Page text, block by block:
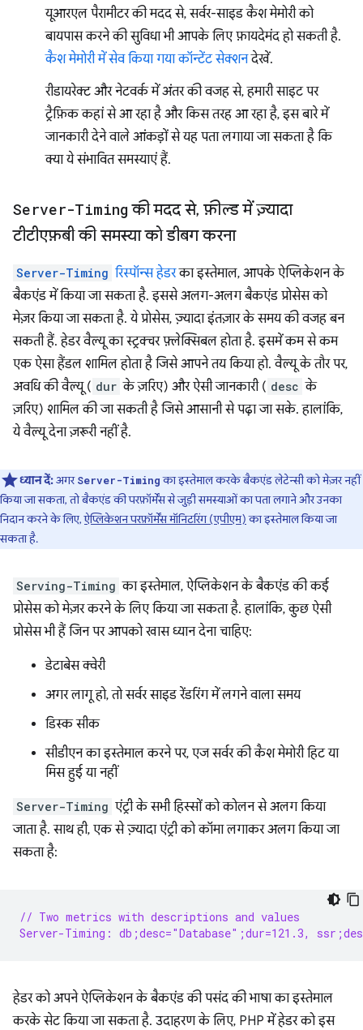
यूआरएल पैरामीटर की मदद से, सर्वर-साइड कैश मेमोरी को
बायपास करने की सुविधा भी आपके लिए फ़ायदेमंद हो सकती है.
कैश मेमोरी में सेव किया गया कॉन्टेंट सेक्शनदेखें.
रीडायरेक्ट और नेटवर्क में अंतर की वजह से, हमारी साइट पर
ट्रैफ़िक कहां से आ रहा है और किस तरह आ रहा है, इस बारे में
जानकारी देने वाले आंकड़ों से यह पता लगाया जा सकता है कि
क्या ये संभावित समस्याएं हैं.
Server-Timing की मदद से, फ़ील्ड में ज़्यादा
टीटीएफ़बी की समस्या को डीबग करना
Server-Timing रिस्पॉन्स हेडरका इस्तेमाल, आपके ऐप्लिकेशन के
बैकएंड में किया जा सकता है. इससे अलग-अलग बैकएंड प्रोसेस को
मेज़र किया जा सकता है. ये प्रोसेस, ज़्यादा इंतज़ार के समय की वजह बन
सकती हैं. हेडर वैल्यू का स्ट्रक्चर फ़्लेक्सिबल होता है. इसमें कम से कम
एक ऐसा हैंडल शामिल होता है जिसे आपने तय किया हो. वैल्यू के तौर पर,
अवधि की वैल्यू ( dur के ज़रिए) और ऐसी जानकारी ( desc के
ज़रिए) शामिल की जा सकती है जिसे आसानी से पढ़ा जा सके. हालांकि,
ये वैल्यू देना ज़रूरी नहीं है.
ध्यान दें:अगरServer-Timingका इस्तेमाल करके बैकएंड लेटेन्सी को मेज़र नहीं
किया जा सकता, तो बैकएंड की परफ़ॉर्मेंस से जुड़ी समस्याओं का पता लगाने और उनका
निदान करने के लिए,ऐप्लिकेशन परफ़ॉर्मेंस मॉनिटरिंग (एपीएम)का इस्तेमाल किया जा
सकता है.
Serving-Timing का इस्तेमाल, ऐप्लिकेशन के बैकएंड की कई
प्रोसेस को मेज़र करने के लिए किया जा सकता है. हालांकि, कुछ ऐसी
प्रोसेस भी हैं जिन पर आपको खास ध्यान देना चाहिए:
डेटाबेस क्वेरी
अगर लागू हो, तो सर्वर साइड रेंडरिंग में लगने वाला समय
डिस्क सीक
सीडीएन का इस्तेमाल करने पर, एज सर्वर की कैश मेमोरी हिट या
मिस हुई या नहीं
Server-Timing एंट्री के सभी हिस्सों को कोलन से अलग किया
जाता है. साथ ही, एक से ज़्यादा एंट्री को कॉमा लगाकर अलग किया जा
सकता है:
// Two metrics with descriptions and values
Server-Timing: db;desc="Database";dur=121.3,
हेडर को अपने ऐप्लिकेशन के बैकएंड की पसंद की भाषा का इस्तेमाल
करके सेट किया जा सकता है. उदाहरण के लिए, PHP में हेडर को इस